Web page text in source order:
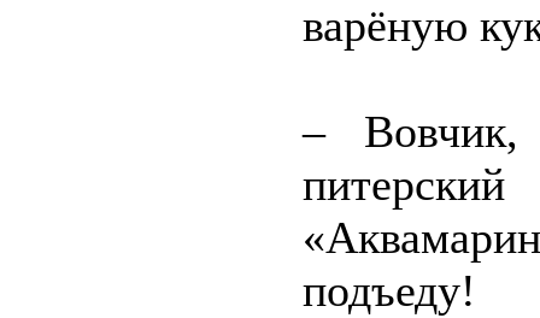
варёную
–
подъеду!